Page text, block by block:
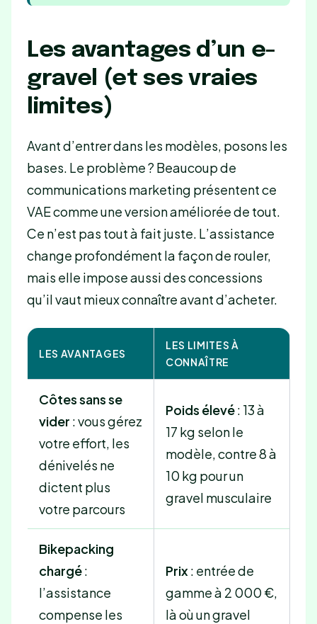
Les avantages d’un e-
gravel (et ses vraies
limites)
Avant d’entrer dans les modèles, posons les
bases. Le problème ? Beaucoup de
communications marketing présentent ce
VAE comme une version améliorée de tout.
Ce n’est pas tout à fait juste. L’assistance
change profondément la façon de rouler,
mais elle impose aussi des concessions
qu’il vaut mieux connaître avant d’acheter.
LES AVANTAGES
LES LIMITES À
CONNAÎTRE
Côtes sans se
vider : vous gérez
votre effort, les
dénivelés ne
dictent plus
votre parcours
Poids élevé: 13 à
17 kg selon le
modèle, contre 8 à
10 kg pour un
gravel musculaire
Bikepacking
chargé:
l’assistance
compense les
Prix: entrée de
gamme à 2 000 €,
là où un gravel